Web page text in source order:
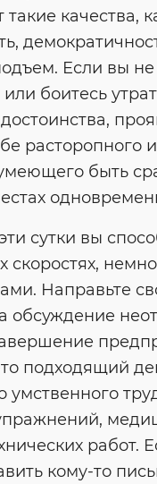
такие качества,
Если вы
или боитесь
расторопного
быть
сутки вы
Направьте
обсуждение
подходящий
умственного
работ.
кому-то